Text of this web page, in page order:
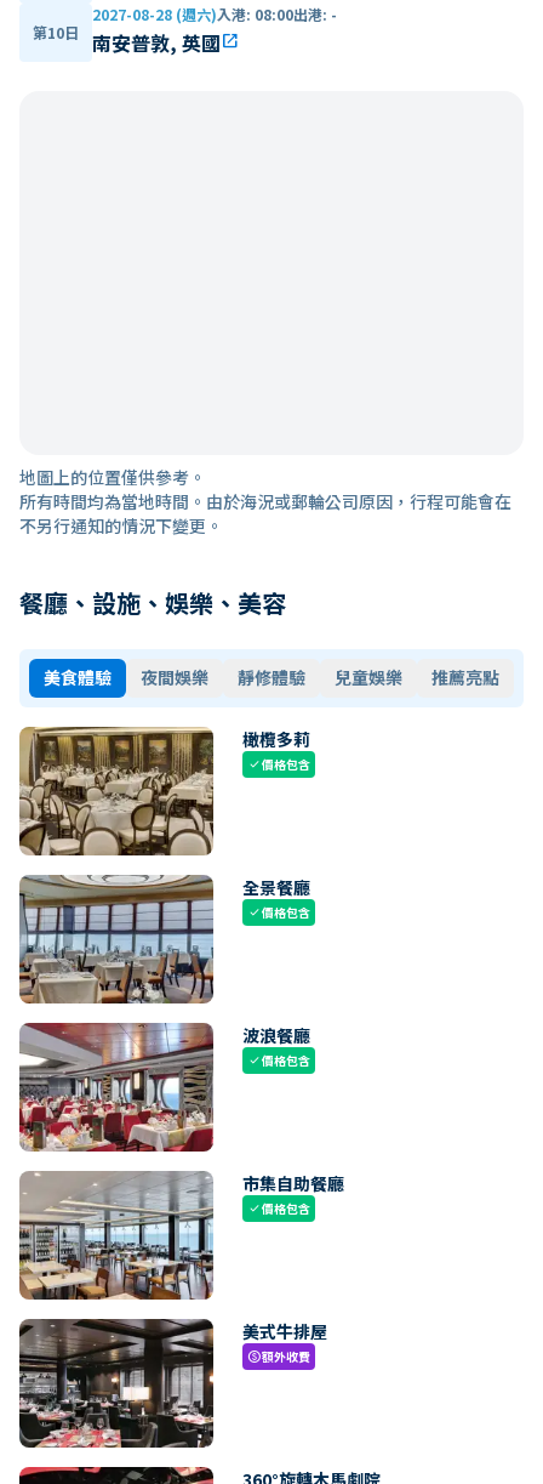
第10日
2027-08-28 (週六)入港: 08:00出港: -
南安普敦, 英國open_in_new
地圖上的位置僅供參考。
所有時間均為當地時間。由於海況或郵輪公司原因，行程可能會在
不另行通知的情況下變更。
餐廳、設施、娛樂、美容
美食體驗 夜間娛樂 靜修體驗 兒童娛樂 推薦亮點
橄欖多莉
check價格包含
全景餐廳
check價格包含
波浪餐廳
check價格包含
市集自助餐廳
check價格包含
美式牛排屋
paid額外收費
360°旋轉木馬劇院